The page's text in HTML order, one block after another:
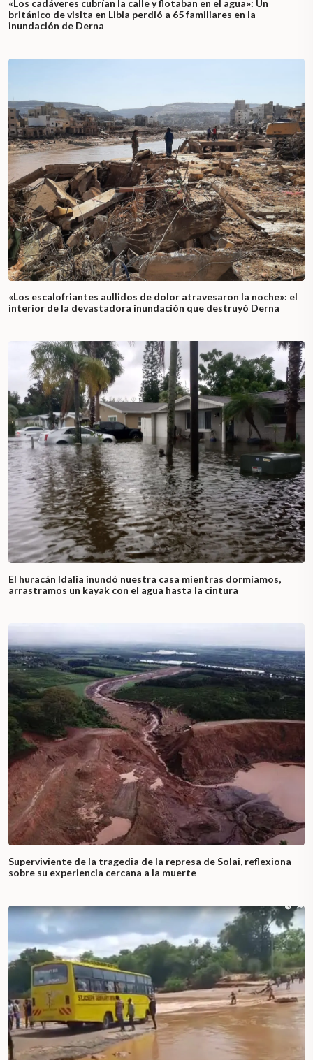
«Los cadáveres cubrían la calle y flotaban en el agua»: Un
británico de visita en Libia perdió a 65 familiares en la
inundación de Derna
«Los escalofriantes aullidos de dolor atravesaron la noche»: el
interior de la devastadora inundación que destruyó Derna
El huracán Idalia inundó nuestra casa mientras dormíamos,
arrastramos un kayak con el agua hasta la cintura
Superviviente de la tragedia de la represa de Solai, reflexiona
sobre su experiencia cercana a la muerte